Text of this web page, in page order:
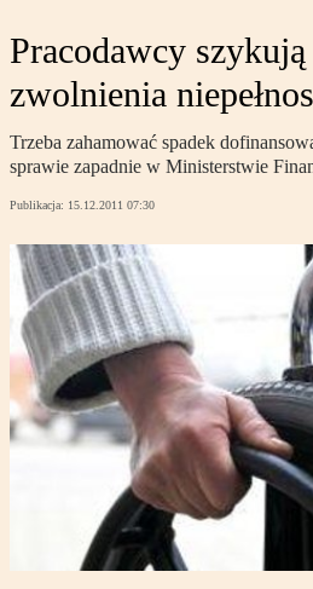
Pracodawcy
zwolnienia
Trzeba zahamować spadek
sprawie zapadnie w Ministerstwie
Publikacja: 15.12.2011 07:30